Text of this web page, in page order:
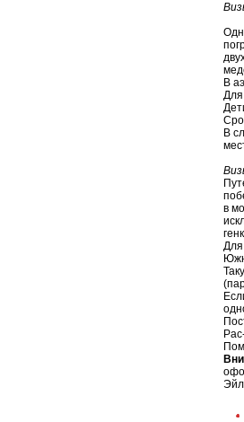
В
Для
В
в
Для